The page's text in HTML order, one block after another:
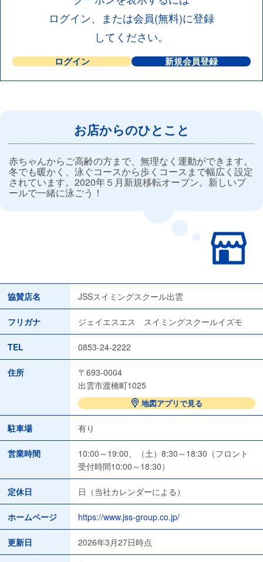
ログイン、または会員(無料)に登録
してください。
ログイン 新規会員登録
お店からのひとこと
赤ちゃんからご高齢の方まで、無理なく運動ができます。
冬でも暖かく、泳ぐコースから歩くコースまで幅広く設定
されています。2020年５月新規移転オープン。新しいプ
ールで一緒に泳ごう！
協賛店名 JSSスイミングスクール出雲
フリガナ ジェイエスエス スイミングスクールイズモ
TEL 0853-24-2222
住所
〒693-0004
出雲市渡橋町1025
地図アプリで見る
駐車場 有り
営業時間
10:00～19:00、（土）8:30～18:30（フロント
受付時間10:00～18:30）
定休日 日（当社カレンダーによる）
ホームページ https://www.jss-group.co.jp/
更新日 2026年3月27日時点